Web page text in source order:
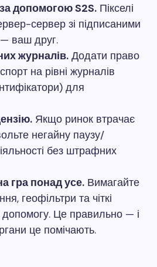
допомогою S2S. Пікселі
сервер зі підписаними
ваш друг.
журналів. Додати право
на рівні журналів
для
Якщо ринок втрачає
негайну паузу/
без штрафних
гра понад усе. Вимагайте
геофільтри та чіткі
Це правильно — і
це помічають.